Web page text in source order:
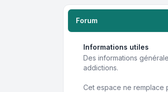
Forum
Informations utiles
Des informations
addictions.
Cet espace ne remplace